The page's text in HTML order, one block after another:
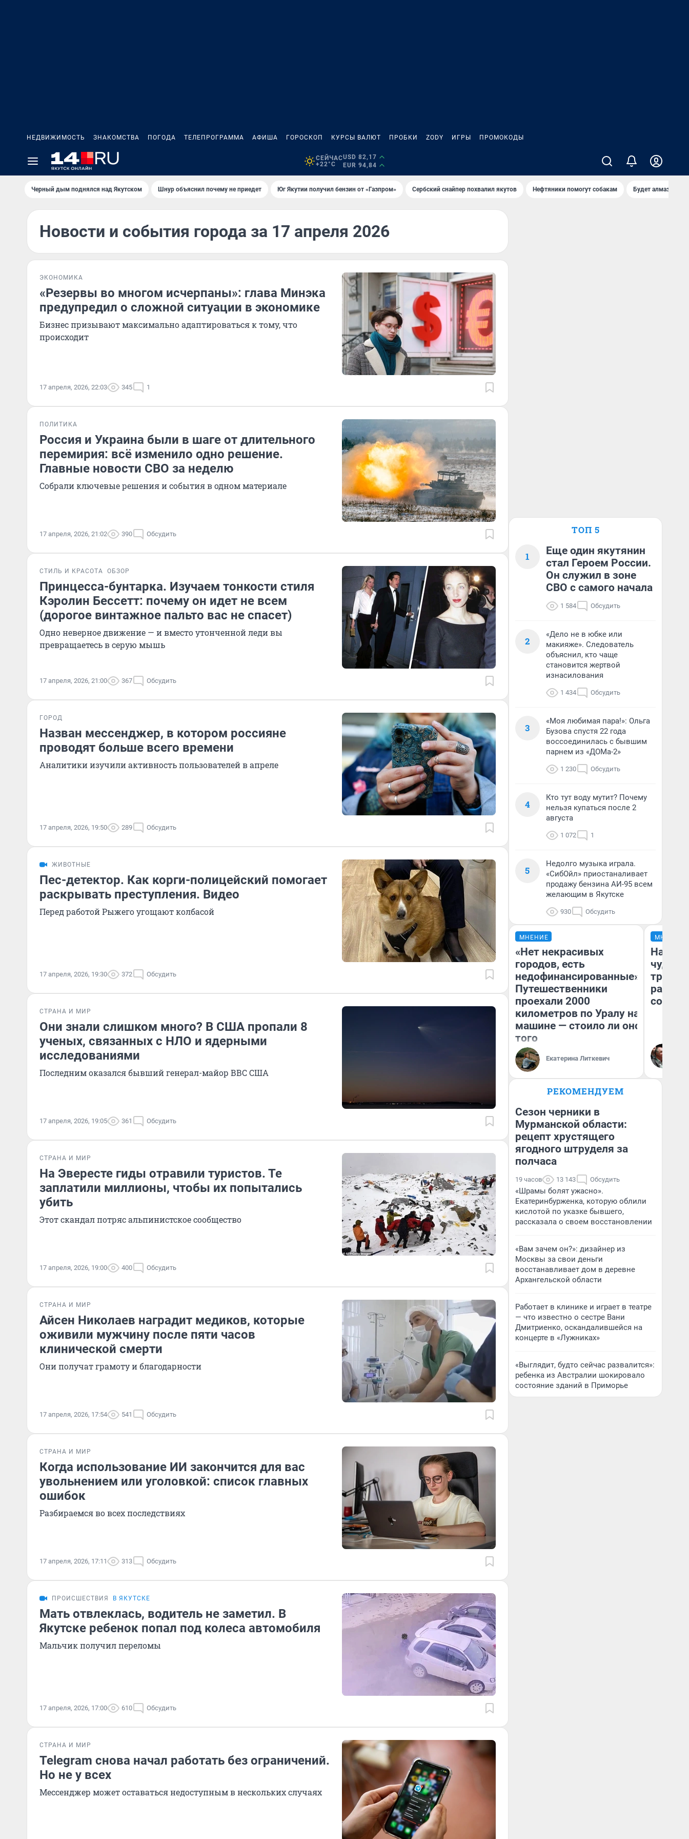
НЕДВИЖИМОСТЬ ЗНАКОМСТВА ПОГОДА ТЕЛЕПРОГРАММА АФИША ГОРОСКОП КУРСЫ ВАЛЮТ ПРОБКИ ZODY ИГРЫ ПРОМОКОДЫ
СЕЙЧАС
+22°C
USD 82,17
EUR 94,84
Черный дым поднялся над Якутском Шнур объяснил почему не приедет Юг Якутии получил бензин от «Газпром» Сербский снайпер похвалил якутов Нефтяники помогут собакам Будет алмазный
Новости и события города за 17 апреля 2026
ЭКОНОМИКА
«Резервы во многом исчерпаны»: глава Минэка
предупредил о сложной ситуации в экономике
Бизнес призывают максимально адаптироваться к тому, что
происходит
17 апреля, 2026, 22:03 345 1
ПОЛИТИКА
Россия и Украина были в шаге от длительного
перемирия: всё изменило одно решение.
Главные новости СВО за неделю
Собрали ключевые решения и события в одном материале
17 апреля, 2026, 21:02 390 Обсудить
СТИЛЬ И КРАСОТА ОБЗОР
Принцесса-бунтарка. Изучаем тонкости стиля
Кэролин Бессетт: почему он идет не всем
(дорогое винтажное пальто вас не спасет)
Одно неверное движение — и вместо утонченной леди вы
превращаетесь в серую мышь
17 апреля, 2026, 21:00 367 Обсудить
ГОРОД
Назван мессенджер, в котором россияне
проводят больше всего времени
Аналитики изучили активность пользователей в апреле
17 апреля, 2026, 19:50 289 Обсудить
ЖИВОТНЫЕ
Пес-детектор. Как корги-полицейский помогает
раскрывать преступления. Видео
Перед работой Рыжего угощают колбасой
17 апреля, 2026, 19:30 372 Обсудить
СТРАНА И МИР
Они знали слишком много? В США пропали 8
ученых, связанных с НЛО и ядерными
исследованиями
Последним оказался бывший генерал-майор ВВС США
17 апреля, 2026, 19:05 361 Обсудить
СТРАНА И МИР
На Эвересте гиды отравили туристов. Те
заплатили миллионы, чтобы их попытались
убить
Этот скандал потряс альпинистское сообщество
17 апреля, 2026, 19:00 400 Обсудить
СТРАНА И МИР
Айсен Николаев наградит медиков, которые
оживили мужчину после пяти часов
клинической смерти
Они получат грамоту и благодарности
17 апреля, 2026, 17:54 541 Обсудить
СТРАНА И МИР
Когда использование ИИ закончится для вас
увольнением или уголовкой: список главных
ошибок
Разбираемся во всех последствиях
17 апреля, 2026, 17:11 313 Обсудить
ПРОИСШЕСТВИЯ В ЯКУТСКЕ
Мать отвлеклась, водитель не заметил. В
Якутске ребенок попал под колеса автомобиля
Мальчик получил переломы
17 апреля, 2026, 17:00 610 Обсудить
СТРАНА И МИР
Telegram снова начал работать без ограничений.
Но не у всех
Мессенджер может оставаться недоступным в нескольких случаях
ТОП 5
1
Еще один якутянин
стал Героем России.
Он служил в зоне
СВО с самого начала
1 584 Обсудить
2
«Дело не в юбке или
макияже». Следователь
объяснил, кто чаще
становится жертвой
изнасилования
1 434 Обсудить
3
«Моя любимая пара!»: Ольга
Бузова спустя 22 года
воссоединилась с бывшим
парнем из «ДОМа-2»
1 230 Обсудить
4
Кто тут воду мутит? Почему
нельзя купаться после 2
августа
1 072 1
5
Недолго музыка играла.
«СибОйл» приостаналивает
продажу бензина АИ-95 всем
желающим в Якутске
930 Обсудить
МНЕНИЕ
«Нет некрасивых
городов, есть
недофинансированные».
Путешественники
проехали 2000
километров по Уралу на
машине — стоило ли оно
того
Екатерина Литкевич
МНЕНИЕ
чудом
РЕКОМЕНДУЕМ
Сезон черники в
Мурманской области:
рецепт хрустящего
ягодного штруделя за
полчаса
19 часов 13 143 Обсудить
«Шрамы болят ужасно».
Екатеринбурженка, которую облили
кислотой по указке бывшего,
рассказала о своем восстановлении
«Вам зачем он?»: дизайнер из
Москвы за свои деньги
восстанавливает дом в деревне
Архангельской области
Работает в клинике и играет в театре
— что известно о сестре Вани
Дмитриенко, оскандалившейся на
концерте в «Лужниках»
«Выглядит, будто сейчас развалится»:
ребенка из Австралии шокировало
состояние зданий в Приморье